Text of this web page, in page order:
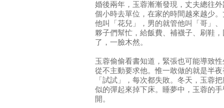
婚後兩年，玉蓉漸漸發現，丈夫總往
個小時去單位，在家的時間越來越少
他叫「花兒」，男的就管他叫「哥」
夥子們幫忙，給飯費、補襪子、刷鞋
了，一臉木然。
玉蓉偷偷看書知道，緊張也可能導致
從不主動要求他。惟一敢做的就是半
「試試」，每次都失敗。冬天，玉蓉
似的彈起來掉下床。睡夢中，玉蓉的
開。